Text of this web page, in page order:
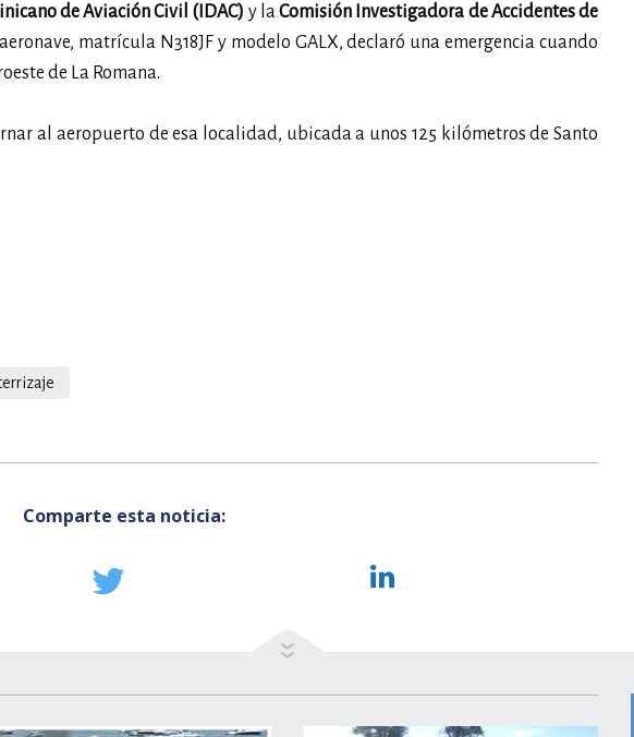
de Aviación Civil (IDAC) y laComisión Investigadora de Accidentes de
matrícula N318JF y modelo GALX, declaró una emergencia cuando
de La Romana.
al aeropuerto de esa localidad, ubicada a unos 125 kilómetros de Santo
Comparte esta noticia: